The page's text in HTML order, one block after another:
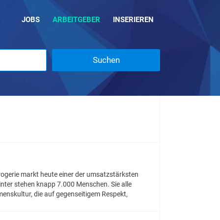
JOBS ARBEITGEBER INSERIEREN
Suchen
markt heute einer der umsatzstärksten
stehen knapp 7.000 Menschen. Sie alle
die auf gegenseitigem Respekt,